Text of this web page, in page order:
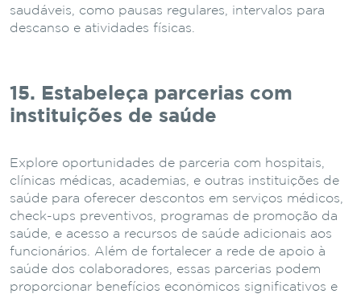
saudáveis, como pausas regulares, intervalos para
descanso e atividades físicas.
15. Estabeleça parcerias com
instituições de saúde
Explore oportunidades de parceria com hospitais,
clínicas médicas, academias, e outras instituições de
saúde para oferecer descontos em serviços médicos,
check-ups preventivos, programas de promoção da
saúde, e acesso a recursos de saúde adicionais aos
funcionários. Além de fortalecer a rede de apoio à
saúde dos colaboradores, essas parcerias podem
proporcionar benefícios econômicos significativos e